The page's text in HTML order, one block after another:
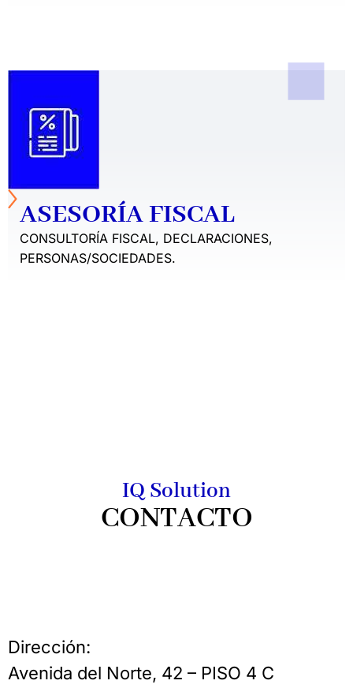
ASESORÍA FISCAL
CONSULTORÍA FISCAL, DECLARACIONES,
PERSONAS/SOCIEDADES.
IQ Solution
CONTACTO
Dirección:
Avenida del Norte, 42 – PISO 4 C